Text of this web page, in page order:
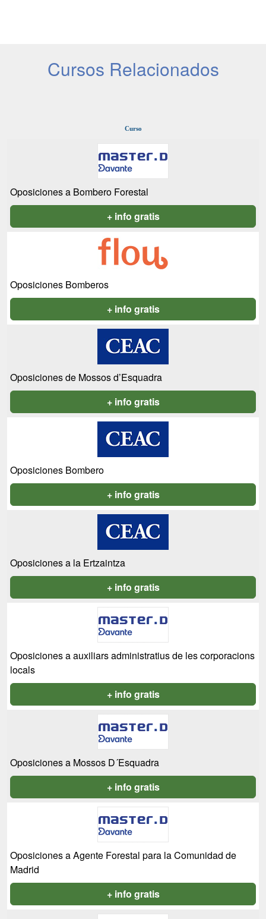
Cursos Relacionados
Curso
Oposiciones a Bombero Forestal
+ info gratis
Oposiciones Bomberos
+ info gratis
Oposiciones de Mossos d’Esquadra
+ info gratis
Oposiciones Bombero
+ info gratis
Oposiciones a la Ertzaintza
+ info gratis
Oposiciones a auxiliars administratius de les corporacions
locals
+ info gratis
Oposiciones a Mossos D´Esquadra
+ info gratis
Oposiciones a Agente Forestal para la Comunidad de
Madrid
+ info gratis